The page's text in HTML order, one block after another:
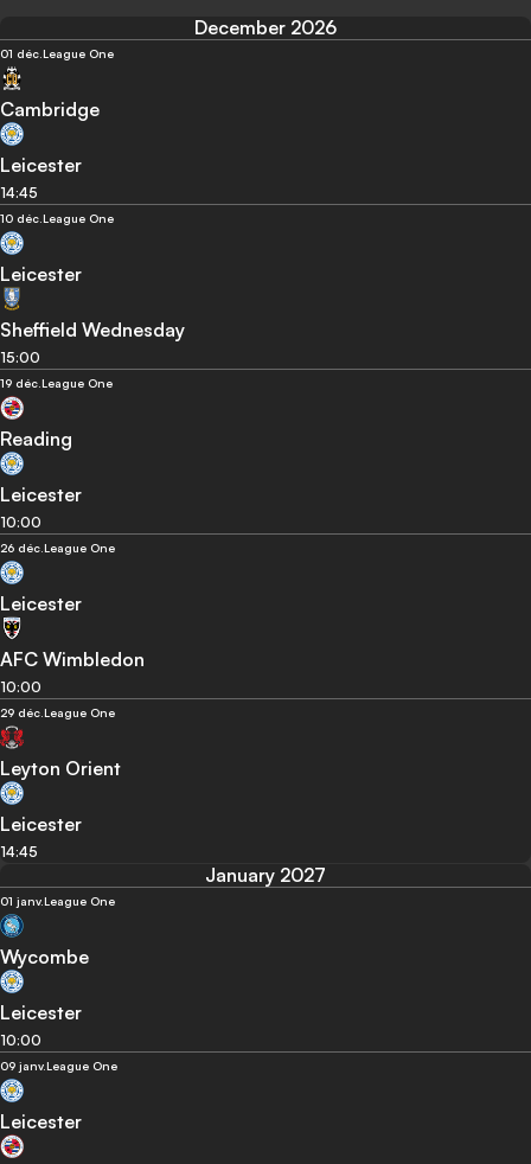
December 2026
01 déc.League One
Cambridge
Leicester
14:45
10 déc.League One
Leicester
Sheffield Wednesday
15:00
19 déc.League One
Reading
Leicester
10:00
26 déc.League One
Leicester
AFC Wimbledon
10:00
29 déc.League One
Leyton Orient
Leicester
14:45
January 2027
01 janv.League One
Wycombe
Leicester
10:00
09 janv.League One
Leicester